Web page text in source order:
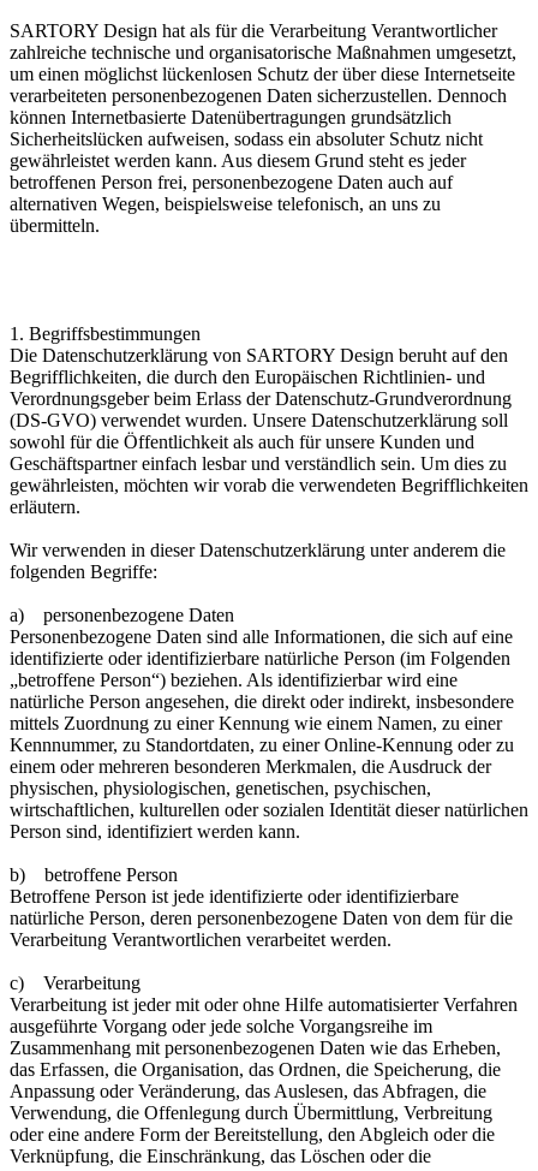
SARTORY Design hat als für die Verarbeitung Verantwortlicher
zahlreiche technische und organisatorische Maßnahmen umgesetzt,
um einen möglichst lückenlosen Schutz der über diese Internetseite
verarbeiteten personenbezogenen Daten sicherzustellen. Dennoch
können Internetbasierte Datenübertragungen grundsätzlich
Sicherheitslücken aufweisen, sodass ein absoluter Schutz nicht
gewährleistet werden kann. Aus diesem Grund steht es jeder
betroffenen Person frei, personenbezogene Daten auch auf
alternativen Wegen, beispielsweise telefonisch, an uns zu
übermitteln.
1. Begriffsbestimmungen
Die Datenschutzerklärung von SARTORY Design beruht auf den
Begrifflichkeiten, die durch den Europäischen Richtlinien- und
Verordnungsgeber beim Erlass der Datenschutz-Grundverordnung
(DS-GVO) verwendet wurden. Unsere Datenschutzerklärung soll
sowohl für die Öffentlichkeit als auch für unsere Kunden und
Geschäftspartner einfach lesbar und verständlich sein. Um dies zu
gewährleisten, möchten wir vorab die verwendeten Begrifflichkeiten
erläutern.
Wir verwenden in dieser Datenschutzerklärung unter anderem die
folgenden Begriffe:
a) personenbezogene Daten
Personenbezogene Daten sind alle Informationen, die sich auf eine
identifizierte oder identifizierbare natürliche Person (im Folgenden
„betroffene Person“) beziehen. Als identifizierbar wird eine
natürliche Person angesehen, die direkt oder indirekt, insbesondere
mittels Zuordnung zu einer Kennung wie einem Namen, zu einer
Kennnummer, zu Standortdaten, zu einer Online-Kennung oder zu
einem oder mehreren besonderen Merkmalen, die Ausdruck der
physischen, physiologischen, genetischen, psychischen,
wirtschaftlichen, kulturellen oder sozialen Identität dieser natürlichen
Person sind, identifiziert werden kann.
b) betroffene Person
Betroffene Person ist jede identifizierte oder identifizierbare
natürliche Person, deren personenbezogene Daten von dem für die
Verarbeitung Verantwortlichen verarbeitet werden.
c) Verarbeitung
Verarbeitung ist jeder mit oder ohne Hilfe automatisierter Verfahren
ausgeführte Vorgang oder jede solche Vorgangsreihe im
Zusammenhang mit personenbezogenen Daten wie das Erheben,
das Erfassen, die Organisation, das Ordnen, die Speicherung, die
Anpassung oder Veränderung, das Auslesen, das Abfragen, die
Verwendung, die Offenlegung durch Übermittlung, Verbreitung
oder eine andere Form der Bereitstellung, den Abgleich oder die
Verknüpfung, die Einschränkung, das Löschen oder die